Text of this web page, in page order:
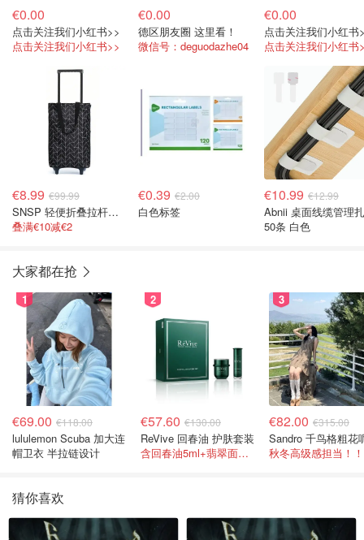
€0.00
点击关注我们小红书>>
点击关注我们小红书>>
€0.00
德区朋友圈 这里看！
微信号：deguodazhe04
€0.00
点击关注我们小红书
点击关注我们小红书
€8.99 €99.99
SNSP 轻便折叠拉杆车 黑色
叠满€10减€2
€0.39 €2.00
白色标签
€10.99 €12.99
Abnii 桌面线缆管理
50条 白色
大家都在抢
1
€69.00 €118.00
lululemon Scuba 加大连
帽卫衣 半拉链设计
2
€57.60 €130.00
ReVive 回春油 护肤套装
含回春油5ml+翡翠面霜10ml
3
€82.00 €315.00
秋冬高级感担当！！
猜你喜欢